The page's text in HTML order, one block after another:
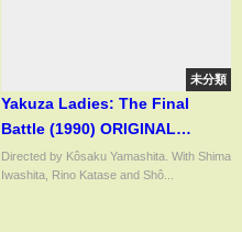
未分類
Yakuza Ladies: The Final
Battle (1990) ORIGINAL
TRAILER
Directed by Kôsaku Yamashita. With Shima
Iwashita, Rino Katase and Shô...